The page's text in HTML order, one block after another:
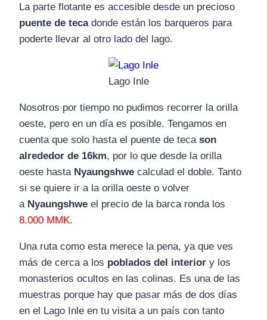
La parte flotante es accesible desde un precioso
puente de tecadonde están los barqueros para
poderte llevar al otro lado del lago.
Lago Inle
Nosotros por tiempo no pudimos recorrer la orilla
oeste, pero en un día es posible. Tengamos en
cuenta que solo hasta el puente de teca son
alrededor de 16km, por lo que desde la orilla
oeste hasta Nyaungshwe calculad el doble. Tanto
si se quiere ir a la orilla oeste o volver
a Nyaungshwe el precio de la barca ronda los
8.000 MMK.
Una ruta como esta merece la pena, ya que ves
más de cerca a los poblados del interior y los
monasterios ocultos en las colinas. Es una de las
muestras porque hay que pasar más de dos días
en el Lago Inle en tu visita a un país con tanto